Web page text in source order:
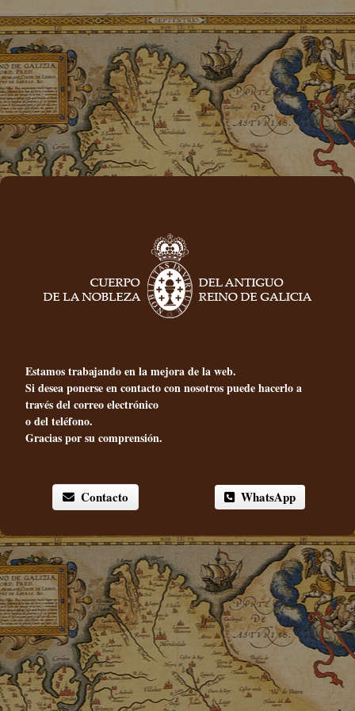
Estamos trabajando en la mejora de la web.
Si desea ponerse en contacto con nosotros puede hacerlo a
través del correo electrónico
o del teléfono.
Gracias por su comprensión.
Contacto WhatsApp